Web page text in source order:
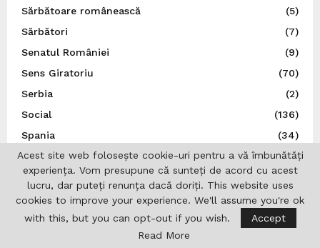
Sărbătoare românească
(5)
Sărbători
(7)
Senatul României
(9)
Sens Giratoriu
(70)
Serbia
(2)
Social
(136)
Spania
(34)
Spectacol
(5)
Sport
(22)
Statele Unite ale Americii
(21)
Știință
Acest site web folosește cookie-uri pentru a vă îmbunătăți
experiența. Vom presupune că sunteți de acord cu acest
lucru, dar puteți renunța dacă doriți. This website uses
cookies to improve your experience. We'll assume you're ok
with this, but you can opt-out if you wish.
Accept
Read More